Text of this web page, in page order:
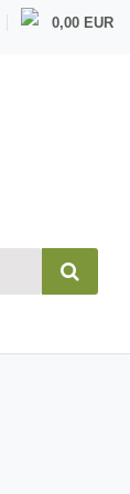
0,00 EUR